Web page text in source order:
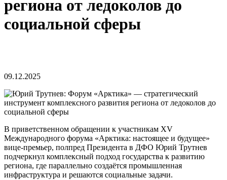
региона от ледоколов до
социальной сферы
09.12.2025
В приветственном обращении к участникам XV
Международного форума «Арктика: настоящее и будущее»
вице-премьер, полпред Президента в ДФО Юрий Трутнев
подчеркнул комплексный подход государства к развитию
региона, где параллельно создаётся промышленная
инфраструктура и решаются социальные задачи.